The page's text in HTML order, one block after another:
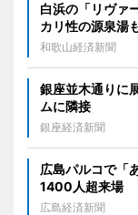
白浜の「リヴァ
カリ性の源泉湯
和歌山経済新聞
銀座並木通りに
ムに隣接
銀座経済新聞
広島パルコで「
1400人超来場
広島経済新聞